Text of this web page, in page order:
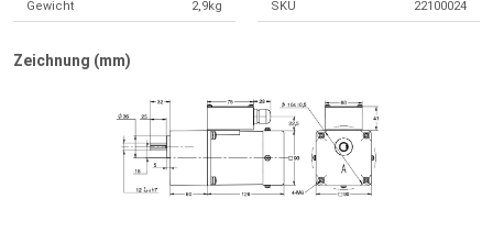
Gewicht 2,9kg SKU 22100024
Zeichnung (mm)